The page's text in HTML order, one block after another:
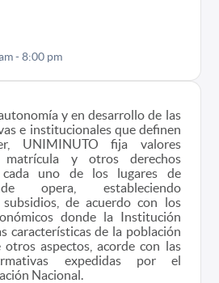
- 8:00 pm
y en desarrollo de las
e institucionales que definen
UNIMINUTO fija valores
matrícula y otros derechos
cada uno de los lugares de
opera, estableciendo
subsidios, de acuerdo con los
donde la Institución
características de la población
aspectos, acorde con las
expedidas por el
Nacional.